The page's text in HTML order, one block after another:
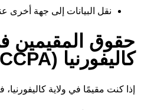
نقل البيانات إلى جهة أخرى
حقوق المقيمين
كاليفورنيا (CCPA)
إذا كنت مقيمًا في ولاية